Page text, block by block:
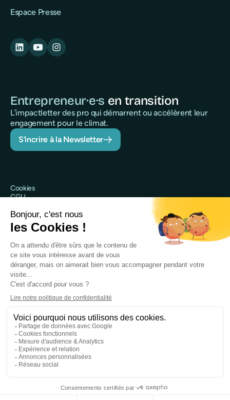
Espace Presse
Entrepreneur·e·s en transition
L’impactletter des pro qui démarrent ou accélèrent leur
engagement pour le climat.
S’incrire à la Newsletter
@Qileo 2025
Site web réalisé par Digidop
Cookies
CGU
Sécurité
Mentions légales
Qileo est le nom commercial de Qileo SAS, société par actions
403 et ayant son siège social au 120 rue Jean Jaurès, 92300
Levallois-Perret.
Qileo SAS fournit des services sous le statut d’agent prestataire de
services de paiement de PPS EU SA établissement de monnaie
électronique agréé par la Banque Nationale de Belgique sous le
numéro 0712.775.202.
Cette carte est émise par PPS EU SA conformément à la licence
services de paiement. PPS EU SA est un établissement de monnaie